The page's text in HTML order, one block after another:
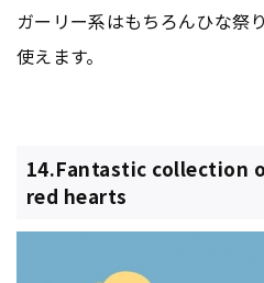
ガーリー系はもちろんひな祭
使えます。
14.Fantastic collection
red hearts